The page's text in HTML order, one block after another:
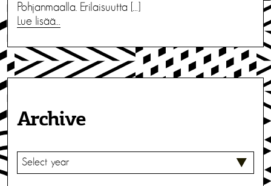
Pohjanmaalla. Erilaisuutta […]
Lue lisää…
Archive
V